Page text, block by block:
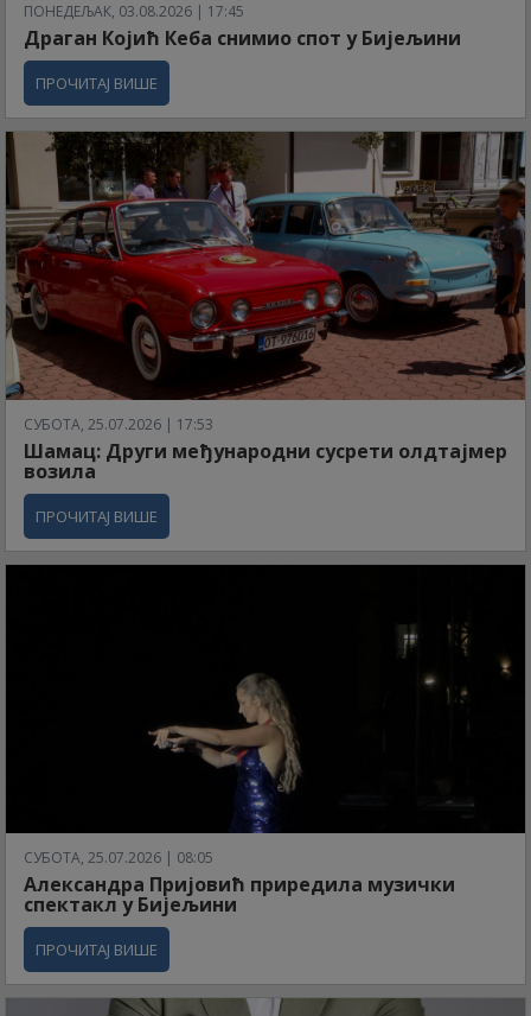
ПОНЕДЕЉАК, 03.08.2026 | 17:45
Драган Којић Кеба снимио спот у Бијељини
ПРОЧИТАЈ ВИШЕ
СУБОТА, 25.07.2026 | 17:53
Шамац: Други међународни сусрети олдтајмер
возила
ПРОЧИТАЈ ВИШЕ
СУБОТА, 25.07.2026 | 08:05
Александра Пријовић приредила музички
спектакл у Бијељини
ПРОЧИТАЈ ВИШЕ